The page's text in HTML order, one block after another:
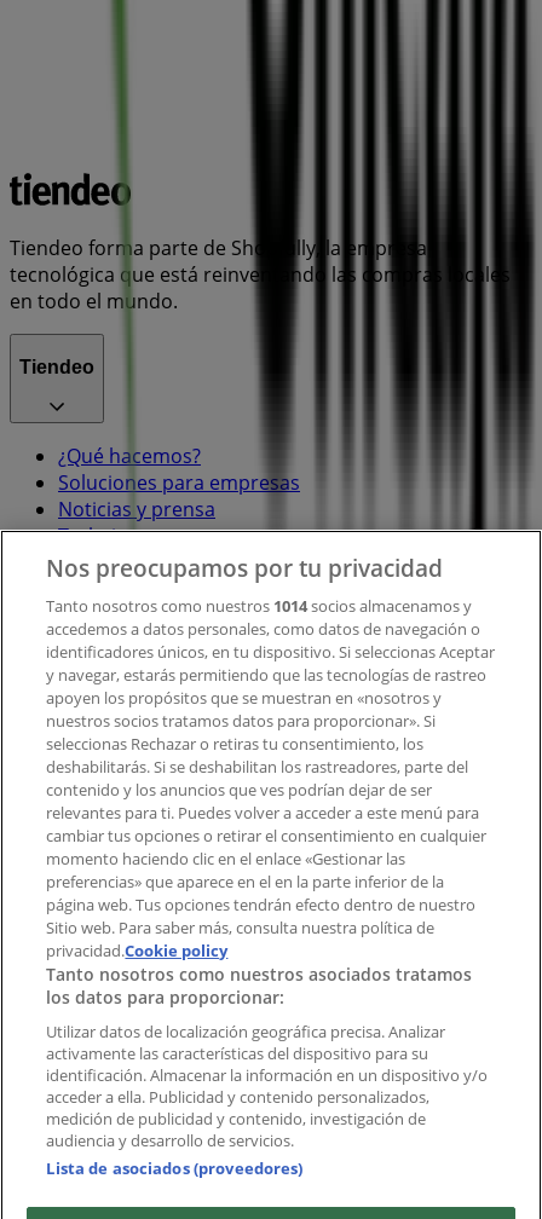
Tiendeo forma parte de Shopfully, la empresa
tecnológica que está reinventando las compras locales
en todo el mundo.
Tiendeo
¿Qué hacemos?
Soluciones para empresas
Noticias y prensa
Trabaja con nosotros
Contacto
Contacto comercial y de marketing
Tienda mal colocada en el mapa
Notificar un folleto
¿Encontraste un problema en la web o en la
aplicación?
Índices
Marcas
Negocios
Negocios cercanos
Productos
Ciudades
Descargar la APP Tiendeo
Nos preocupamos por tu privacidad
Tanto nosotros como nuestros 1014socios almacenamos y
accedemos a datos personales, como datos de navegación o
identificadores únicos, en tu dispositivo. Si seleccionas Aceptar
y navegar, estarás permitiendo que las tecnologías de rastreo
apoyen los propósitos que se muestran en «nosotros y
nuestros socios tratamos datos para proporcionar». Si
seleccionas Rechazar o retiras tu consentimiento, los
deshabilitarás. Si se deshabilitan los rastreadores, parte del
contenido y los anuncios que ves podrían dejar de ser
relevantes para ti. Puedes volver a acceder a este menú para
cambiar tus opciones o retirar el consentimiento en cualquier
momento haciendo clic en el enlace «Gestionar las
preferencias» que aparece en el en la parte inferior de la
página web. Tus opciones tendrán efecto dentro de nuestro
Sitio web. Para saber más, consulta nuestra política de
privacidad.Cookie policy
Tanto nosotros como nuestros asociados tratamos
los datos para proporcionar:
Utilizar datos de localización geográfica precisa. Analizar
activamente las características del dispositivo para su
identificación. Almacenar la información en un dispositivo y/o
acceder a ella. Publicidad y contenido personalizados,
medición de publicidad y contenido, investigación de
audiencia y desarrollo de servicios.
Lista de asociados (proveedores)